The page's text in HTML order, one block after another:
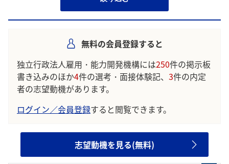
無料の会員登録すると
独立行政法人雇用・能力開発機構には250件の掲示板
書き込みのほか4件の選考・面接体験記、 3件の内定
者の志望動機があります。
ログイン／会員登録すると閲覧できます。
志望動機を見る(無料)